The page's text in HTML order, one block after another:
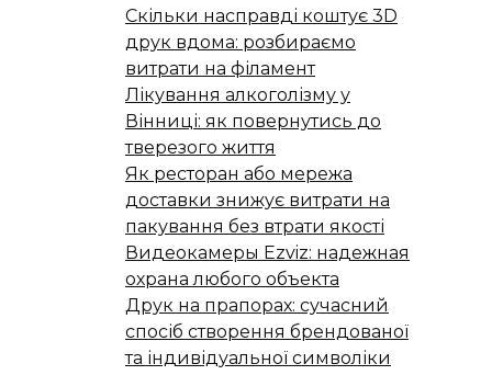
Скільки насправді коштує 3D
друк вдома: розбираємо
витрати на філамент
Лікування алкоголізму у
Вінниці: як повернутись до
тверезого життя
Як ресторан або мережа
доставки знижує витрати на
пакування без втрати якості
Видеокамеры Ezviz: надежная
охрана любого объекта
Друк на прапорах: сучасний
спосіб створення брендованої
та індивідуальної символіки